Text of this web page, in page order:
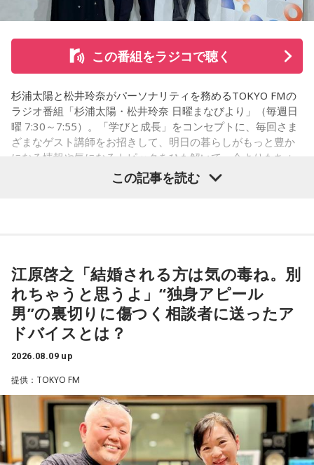
て、また、日常のLINEでも、男性は独身生活をアピールする
ような内容を送ってきていました。私は隣に大切な彼女がい
ることなんて想像もしていませんでした。私はどうやって前
を向けば良いか、そして、このまま暗い雰囲気のまま仕事を
すべきか、悩んでいます。アドバイスをいただきたいです。
＜江原からの回答＞
――あまりにも身勝手な男性の振る舞いに、番組パートナー
の奥迫は「そういう方と結婚しなくて良かったんじゃないか
場になっても、どちらにも不誠実な方です。今後もこういう
ホですよ、こんなの。早く分かって良かったじゃない。
奥迫：良かったです。私もそう思います。
江原：ねえ。そんな男を見抜けなかった自分を恥じるべき。
それでいて仰るように、結婚される彼女も気の毒ですね。
奥迫：そうなんですよ。こういうことってなかなか……本当に
嫌ですね。
江原：私はね、他にも（同じようなことをされている女性
が）いると思う。
この番組をラジコで聴く
杉浦太陽と松井玲奈がパーソナリティを務めるTOKYO FMの
ラジオ番組「杉浦太陽・松井玲奈 日曜まなびより」（毎週日
曜 7:30～7:55）。「学びと成長」をコンセプトに、毎回さま
ざまなゲスト講師をお招きして、明日の暮らしがもっと豊か
になる情報や気になるトピックをひも解いて、今よりもちょ
っと成長することを目指す番組です。
（左から）松井玲奈、平野貴也さん、杉浦太陽
◆国民の暮らしを支える国家公務員の仕事
私たちが当たり前のように利用している制度や行政サービス
は、多くの国家公務員によって支えられています。暮らしの
困りごとに向き合い、安全・安心を守りながら「国のミライ
をつくる」存在として重要な役割を担っています。人事院も
国家公務員が勤める行政機関の1つです。
この記事を読む
江原啓之「結婚される方は気の毒ね。別
れちゃうと思うよ」“独身アピール
男”の裏切りに傷つく相談者に送ったア
ドバイスとは？
2026.08.09 up
提供：TOKYO FM